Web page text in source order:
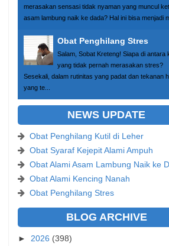
merasakan sensasi tidak nyaman yang muncul
asam lambung naik ke dada? Hal ini bisa menjadi
Obat Penghilang Stres
Salam, Sobat Kreteng! Siapa di antara
yang tidak pernah merasakan stres?
Sesekali, dalam rutinitas yang padat dan tekanan
yang te...
NEWS UPDATE
Obat Penghilang Kutil di Leher
Obat Syaraf Kejepit Alami Ampuh
Obat Alami Asam Lambung Naik ke
Obat Alami Kencing Nanah
Obat Penghilang Stres
BLOG ARCHIVE
► 2026 (398)